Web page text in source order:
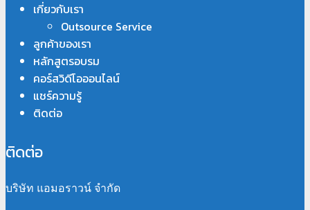
เกี่ยวกับเรา
Outsource Service
ลูกค้าของเรา
หลักสูตรอบรม
คอร์สวิดีโอออนไลน์
แชร์ความรู้
ติดต่อ
ติดต่อ
บริษัท แอมอราวน์ จำกัด